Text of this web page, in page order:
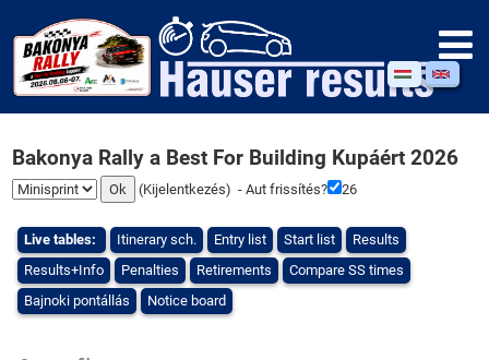
Bakonya Rally a Best For Building Kupáért 2026
(Kijelentkezés) - Aut frissítés? 26
Live tables: Itinerary sch. Entry list Start list
Results
Results+Info
Penalties Retirements
Compare SS times
Bajnoki pontállás
Notice board